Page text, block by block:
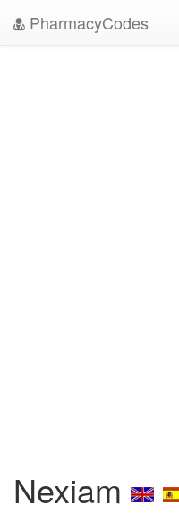
PharmacyCodes
Nexiam